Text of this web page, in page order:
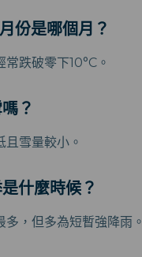
份是哪個月？
跌破零下10°C。
？
且雪量較小。
什麼時候？
多，但多為短暫強降雨。